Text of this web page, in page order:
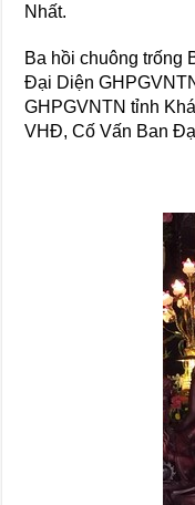
Nhất.
Ba hồi chuông trống
Đại Diện
GHPGVNTN tỉnh
VHĐ, Cố Vấn Ban